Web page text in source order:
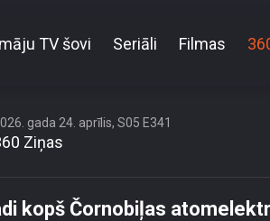
TV šovi Seriāli Filmas
gada 24. aprīlis, S05 E341
Ziņas
kopš Čornobiļas